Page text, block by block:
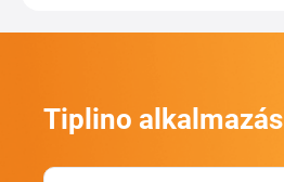
Tiplino alkalmazás